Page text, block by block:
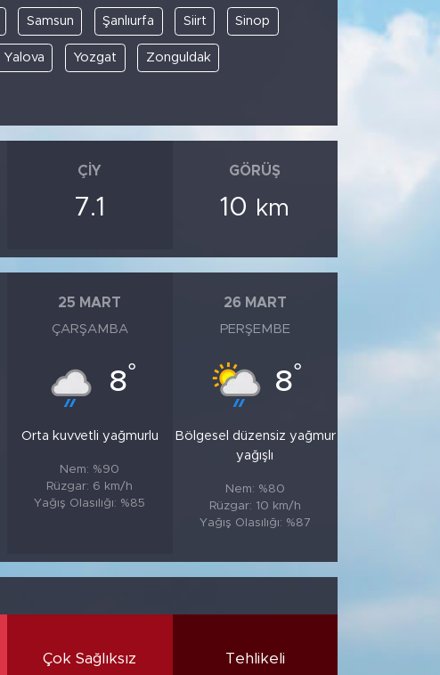
Samsun Şanlıurfa Siirt Sinop
Yalova Yozgat Zonguldak
ÇIY
7.1
GÖRÜŞ
10 km
25 MART
ÇARŞAMBA
8°
Orta kuvvetli yağmurlu
Nem: %90
Rüzgar: 6 km/h
Yağış Olasılığı: %85
26 MART
PERŞEMBE
8°
Bölgesel düzensiz yağmur
yağışlı
Nem: %80
Rüzgar: 10 km/h
Yağış Olasılığı: %87
Çok Sağlıksız Tehlikeli